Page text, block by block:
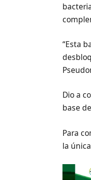
“Esta
Dio a
base
Para
la